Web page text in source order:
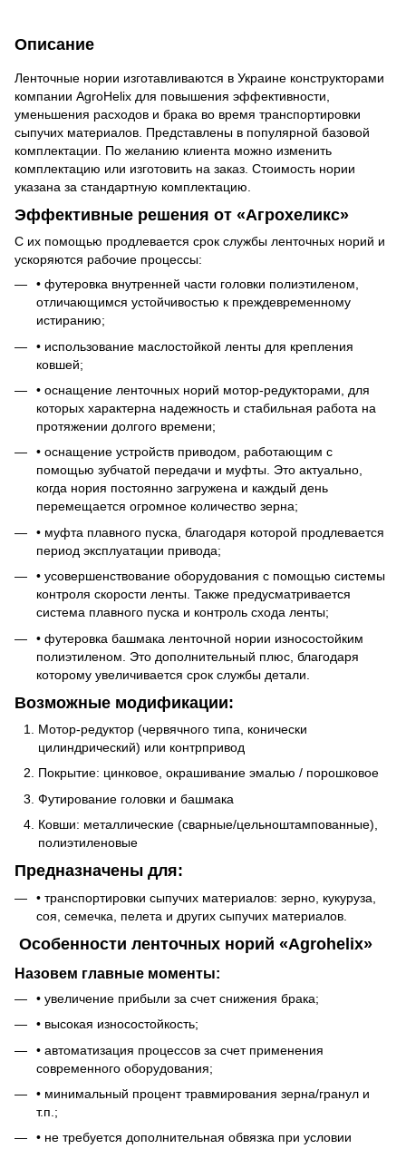
Описание
Ленточные нории изготавливаются в Украине конструкторами
компании AgroHelix для повышения эффективности,
уменьшения расходов и брака во время транспортировки
сыпучих материалов. Представлены в популярной базовой
комплектации. По желанию клиента можно изменить
комплектацию или изготовить на заказ. Стоимость нории
указана за стандартную комплектацию.
Эффективные решения от «Агрохеликс»
С их помощью продлевается срок службы ленточных норий и
ускоряются рабочие процессы:
• футеровка внутренней части головки полиэтиленом,
отличающимся устойчивостью к преждевременному
истиранию;
• использование маслостойкой ленты для крепления
ковшей;
• оснащение ленточных норий мотор-редукторами, для
которых характерна надежность и стабильная работа на
протяжении долгого времени;
• оснащение устройств приводом, работающим с
помощью зубчатой передачи и муфты. Это актуально,
когда нория постоянно загружена и каждый день
перемещается огромное количество зерна;
• муфта плавного пуска, благодаря которой продлевается
период эксплуатации привода;
• усовершенствование оборудования с помощью системы
контроля скорости ленты. Также предусматривается
система плавного пуска и контроль схода ленты;
• футеровка башмака ленточной нории износостойким
полиэтиленом. Это дополнительный плюс, благодаря
которому увеличивается срок службы детали.
Возможные модификации:
Мотор-редуктор (червячного типа, конически
цилиндрический) или контрпривод
Покрытие: цинковое, окрашивание эмалью / порошковое
Футирование головки и башмака
Ковши: металлические (сварные/цельноштампованные),
полиэтиленовые
Предназначены для:
• транспортировки сыпучих материалов: зерно, кукуруза,
соя, семечка, пелета и других сыпучих материалов.
Особенности ленточных норий «Agrohelix»
Назовем главные моменты:
• увеличение прибыли за счет снижения брака;
• высокая износостойкость;
• автоматизация процессов за счет применения
современного оборудования;
• минимальный процент травмирования зерна/гранул и
т.п.;
• не требуется дополнительная обвязка при условии